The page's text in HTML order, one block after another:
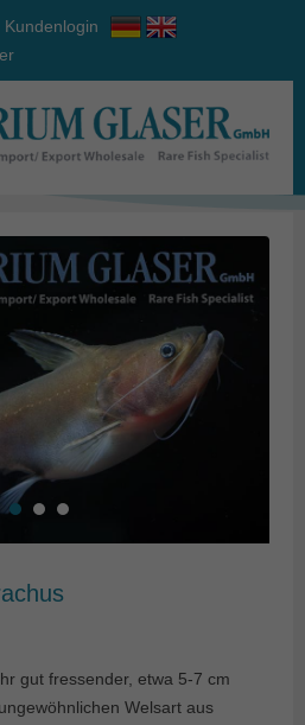
Kundenlogin
gut fressender, etwa 5-7 cm
Welsart aus